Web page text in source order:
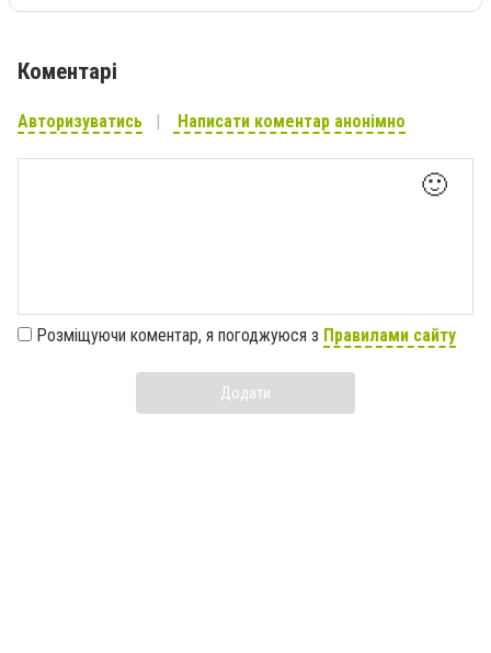
Коментарі
Авторизуватись Написати коментар анонімно
🙂
Розміщуючи коментар, я погоджуюся з Правилами сайту
Додати